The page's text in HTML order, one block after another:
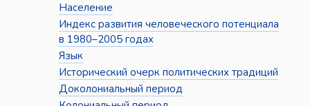
Население
Индекс развития человеческого потенциала
в 1980–2005 годах
Язык
Исторический очерк политических традиций
Доколониальный период